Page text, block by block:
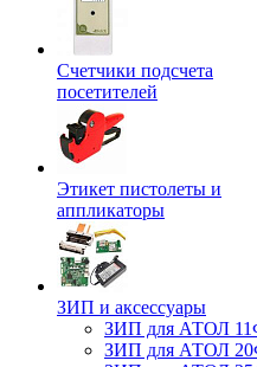
Счетчики подсчета
посетителей
Этикет пистолеты и
аппликаторы
ЗИП и аксессуары
ЗИП для АТОЛ
ЗИП для АТОЛ